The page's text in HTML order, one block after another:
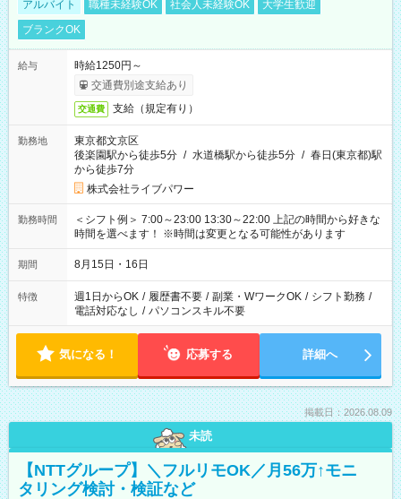
アルバイト 職種未経験OK 社会人未経験OK
大学生歓迎
ブランクOK
給与
時給1250円～
交通費別途支給あり
交通費 支給（規定有り）
勤務地
東京都文京区
後楽園駅から徒歩5分 / 水道橋駅から徒歩5分 / 春日(東京都)駅
から徒歩7分
株式会社ライブパワー
勤務時間
＜シフト例＞ 7:00～23:00 13:30～22:00 上記の時間から好きな
時間を選べます！ ※時間は変更となる可能性があります
期間 8月15日・16日
特徴 週1日からOK / 履歴書不要 / 副業・WワークOK / シフト勤務 /
電話対応なし / パソコンスキル不要
気になる！ 応募する 詳細へ
掲載日：2026.08.09
未読
【NTTグループ】＼フルリモOK／月56万↑モニ
タリング検討・検証など